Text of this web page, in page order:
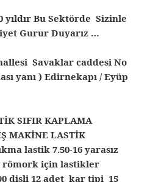
yıldır Bu Sektörde Sizinle
Gurur Duyarız …
Savaklar caddesi No
yanı ) Edirnekapı / Eyüp
SIFIR KAPLAMA
MAKİNE LASTİK
lastik 7.50-16 yarasız
römork için lastikler
dişli 12 adet kar tipi 15